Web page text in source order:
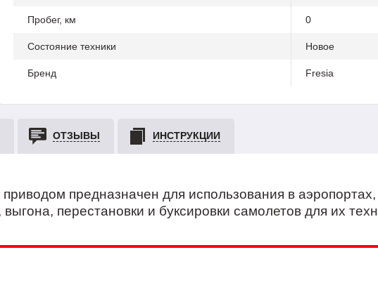
Пробег, км 0
Состояние техники Новое
Бренд Fresia
ОТЗЫВЫ ИНСТРУКЦИИ
предназначен для использования в
перестановки и буксировки самолетов для их